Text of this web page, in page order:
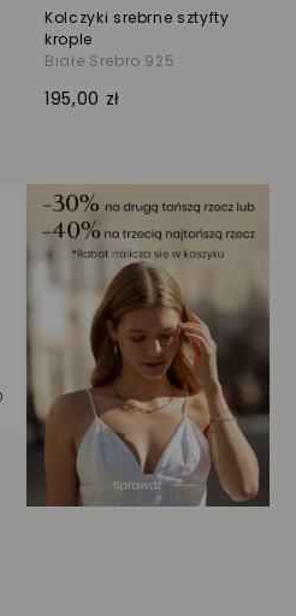
Kolczyki srebrne sztyfty
krople
Białe Srebro 925
195,00 zł
Dodaj do listy życzeń